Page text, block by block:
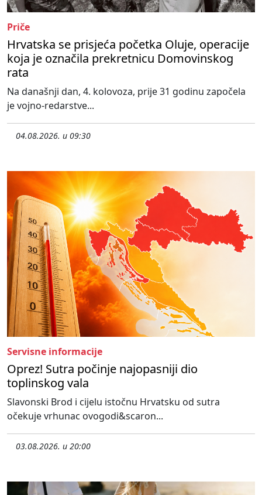
Priče
Hrvatska se prisjeća početka Oluje, operacije
koja je označila prekretnicu Domovinskog
rata
Na današnji dan, 4. kolovoza, prije 31 godinu započela
je vojno-redarstve...
04.08.2026. u 09:30
Servisne informacije
Oprez! Sutra počinje najopasniji dio
toplinskog vala
Slavonski Brod i cijelu istočnu Hrvatsku od sutra
očekuje vrhunac ovogodi&scaron...
03.08.2026. u 20:00